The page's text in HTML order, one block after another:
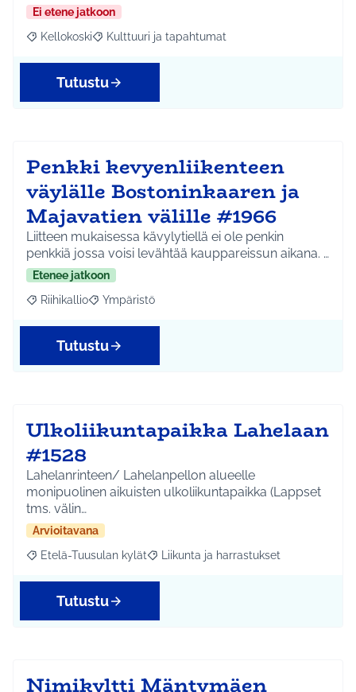
Ei etene jatkoon
Rajaa tulokset aihepiirin mukaan: Kellokoski
Kellokoski Rajaa tulokset teeman mukaan: Kulttuuri ja
Kulttuuri ja tapahtumat
Tutustu
Penkki kevyenliikenteen
väylälle Bostoninkaaren ja
Majavatien välille #1966
Liitteen mukaisessa kävylytiellä ei ole penkin
penkkiä jossa voisi levähtää kauppareissun aikana. …
Etenee jatkoon
Rajaa tulokset aihepiirin mukaan: Riihikallio
Riihikallio Rajaa tulokset teeman mukaan: Ympäristö
Ympäristö
Tutustu
Ulkoliikuntapaikka Lahelaan
#1528
Lahelanrinteen/ Lahelanpellon alueelle
monipuolinen aikuisten ulkoliikuntapaikka (Lappset
tms. välin…
Arvioitavana
Rajaa tulokset aihepiirin mukaan: Etelä-Tuusulan kylät
Etelä-Tuusulan kylät Rajaa tulokset teeman mukaan:
Liikunta ja harrastukset
Tutustu
Nimikyltti Mäntymäen